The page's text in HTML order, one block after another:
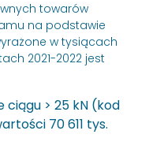
towarów
na podstawie
w tysiącach
2021-2022 jest
ciągu > 25 kN (kod
70 611 tys.